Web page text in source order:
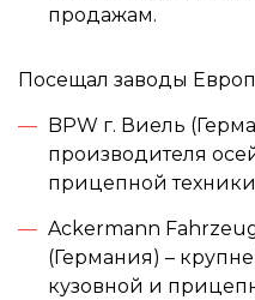
продажам.
Посещал заводы
BPW г. Виeль
производителя
прицепной
Ackermann
(Германия) –
кузовной и